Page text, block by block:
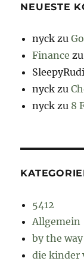
NEUESTE
nyck zu
Finance
SleepyRudi
nyck zu
nyck zu 8
5412
Allgemein
by the way
die kinder